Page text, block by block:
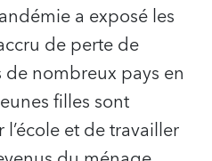
a exposé les
de perte de
nombreux pays en
filles sont
et de travailler